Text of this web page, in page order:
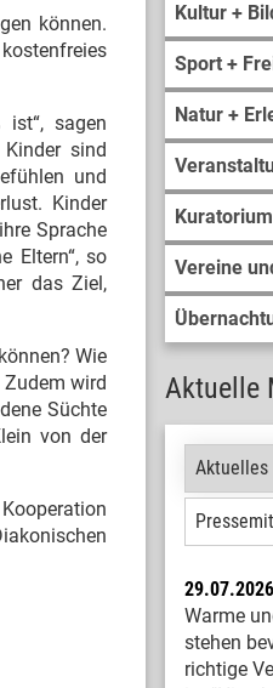
Kultur +
Sport +
Natur +
Vereine
Aktuelle
Aktuelles
29.07.2026
Warme
stehen
richtige
können.
sagen
sind
und
Kinder
Sprache
Eltern“, so
das Ziel,
Wie
wird
Süchte
von der